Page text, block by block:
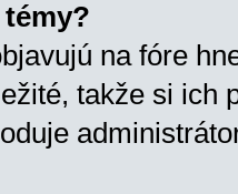
na fóre
takže si ich